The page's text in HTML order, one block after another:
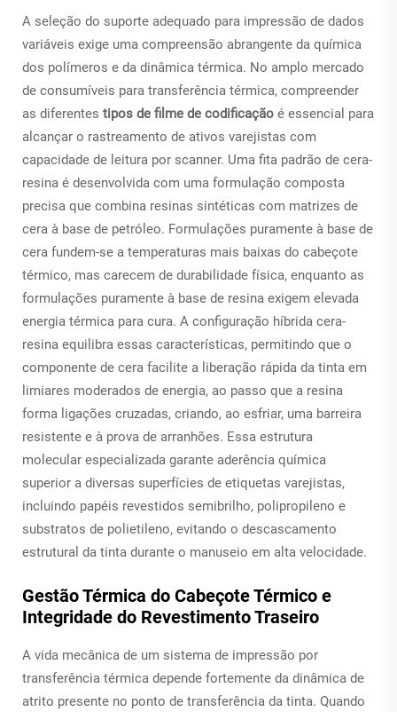
A seleção do suporte adequado para impressão de dados
variáveis exige uma compreensão abrangente da química
dos polímeros e da dinâmica térmica. No amplo mercado
de consumíveis para transferência térmica, compreender
as diferentes tipos de filme de codificação é essencial para
alcançar o rastreamento de ativos varejistas com
capacidade de leitura por scanner. Uma fita padrão de cera-
resina é desenvolvida com uma formulação composta
precisa que combina resinas sintéticas com matrizes de
cera à base de petróleo. Formulações puramente à base de
cera fundem-se a temperaturas mais baixas do cabeçote
térmico, mas carecem de durabilidade física, enquanto as
formulações puramente à base de resina exigem elevada
energia térmica para cura. A configuração híbrida cera-
resina equilibra essas características, permitindo que o
componente de cera facilite a liberação rápida da tinta em
limiares moderados de energia, ao passo que a resina
forma ligações cruzadas, criando, ao esfriar, uma barreira
resistente e à prova de arranhões. Essa estrutura
molecular especializada garante aderência química
superior a diversas superfícies de etiquetas varejistas,
incluindo papéis revestidos semibrilho, polipropileno e
substratos de polietileno, evitando o descascamento
estrutural da tinta durante o manuseio em alta velocidade.
Gestão Térmica do Cabeçote Térmico e
Integridade do Revestimento Traseiro
A vida mecânica de um sistema de impressão por
transferência térmica depende fortemente da dinâmica de
atrito presente no ponto de transferência da tinta. Quando